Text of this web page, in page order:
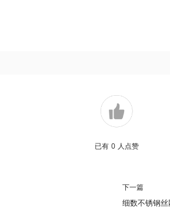
已有 0 人点赞
下一篇
细数不锈钢